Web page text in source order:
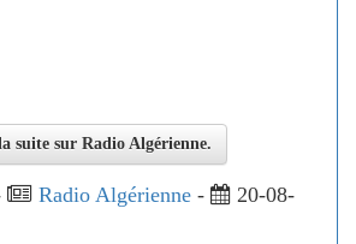
suite sur Radio Algérienne.
Radio Algérienne -
20-08-